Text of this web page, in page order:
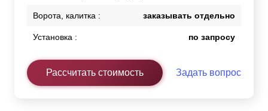
Ворота, калитка : заказывать отдельно
Установка : по запросу
Рассчитать стоимость Задать вопрос